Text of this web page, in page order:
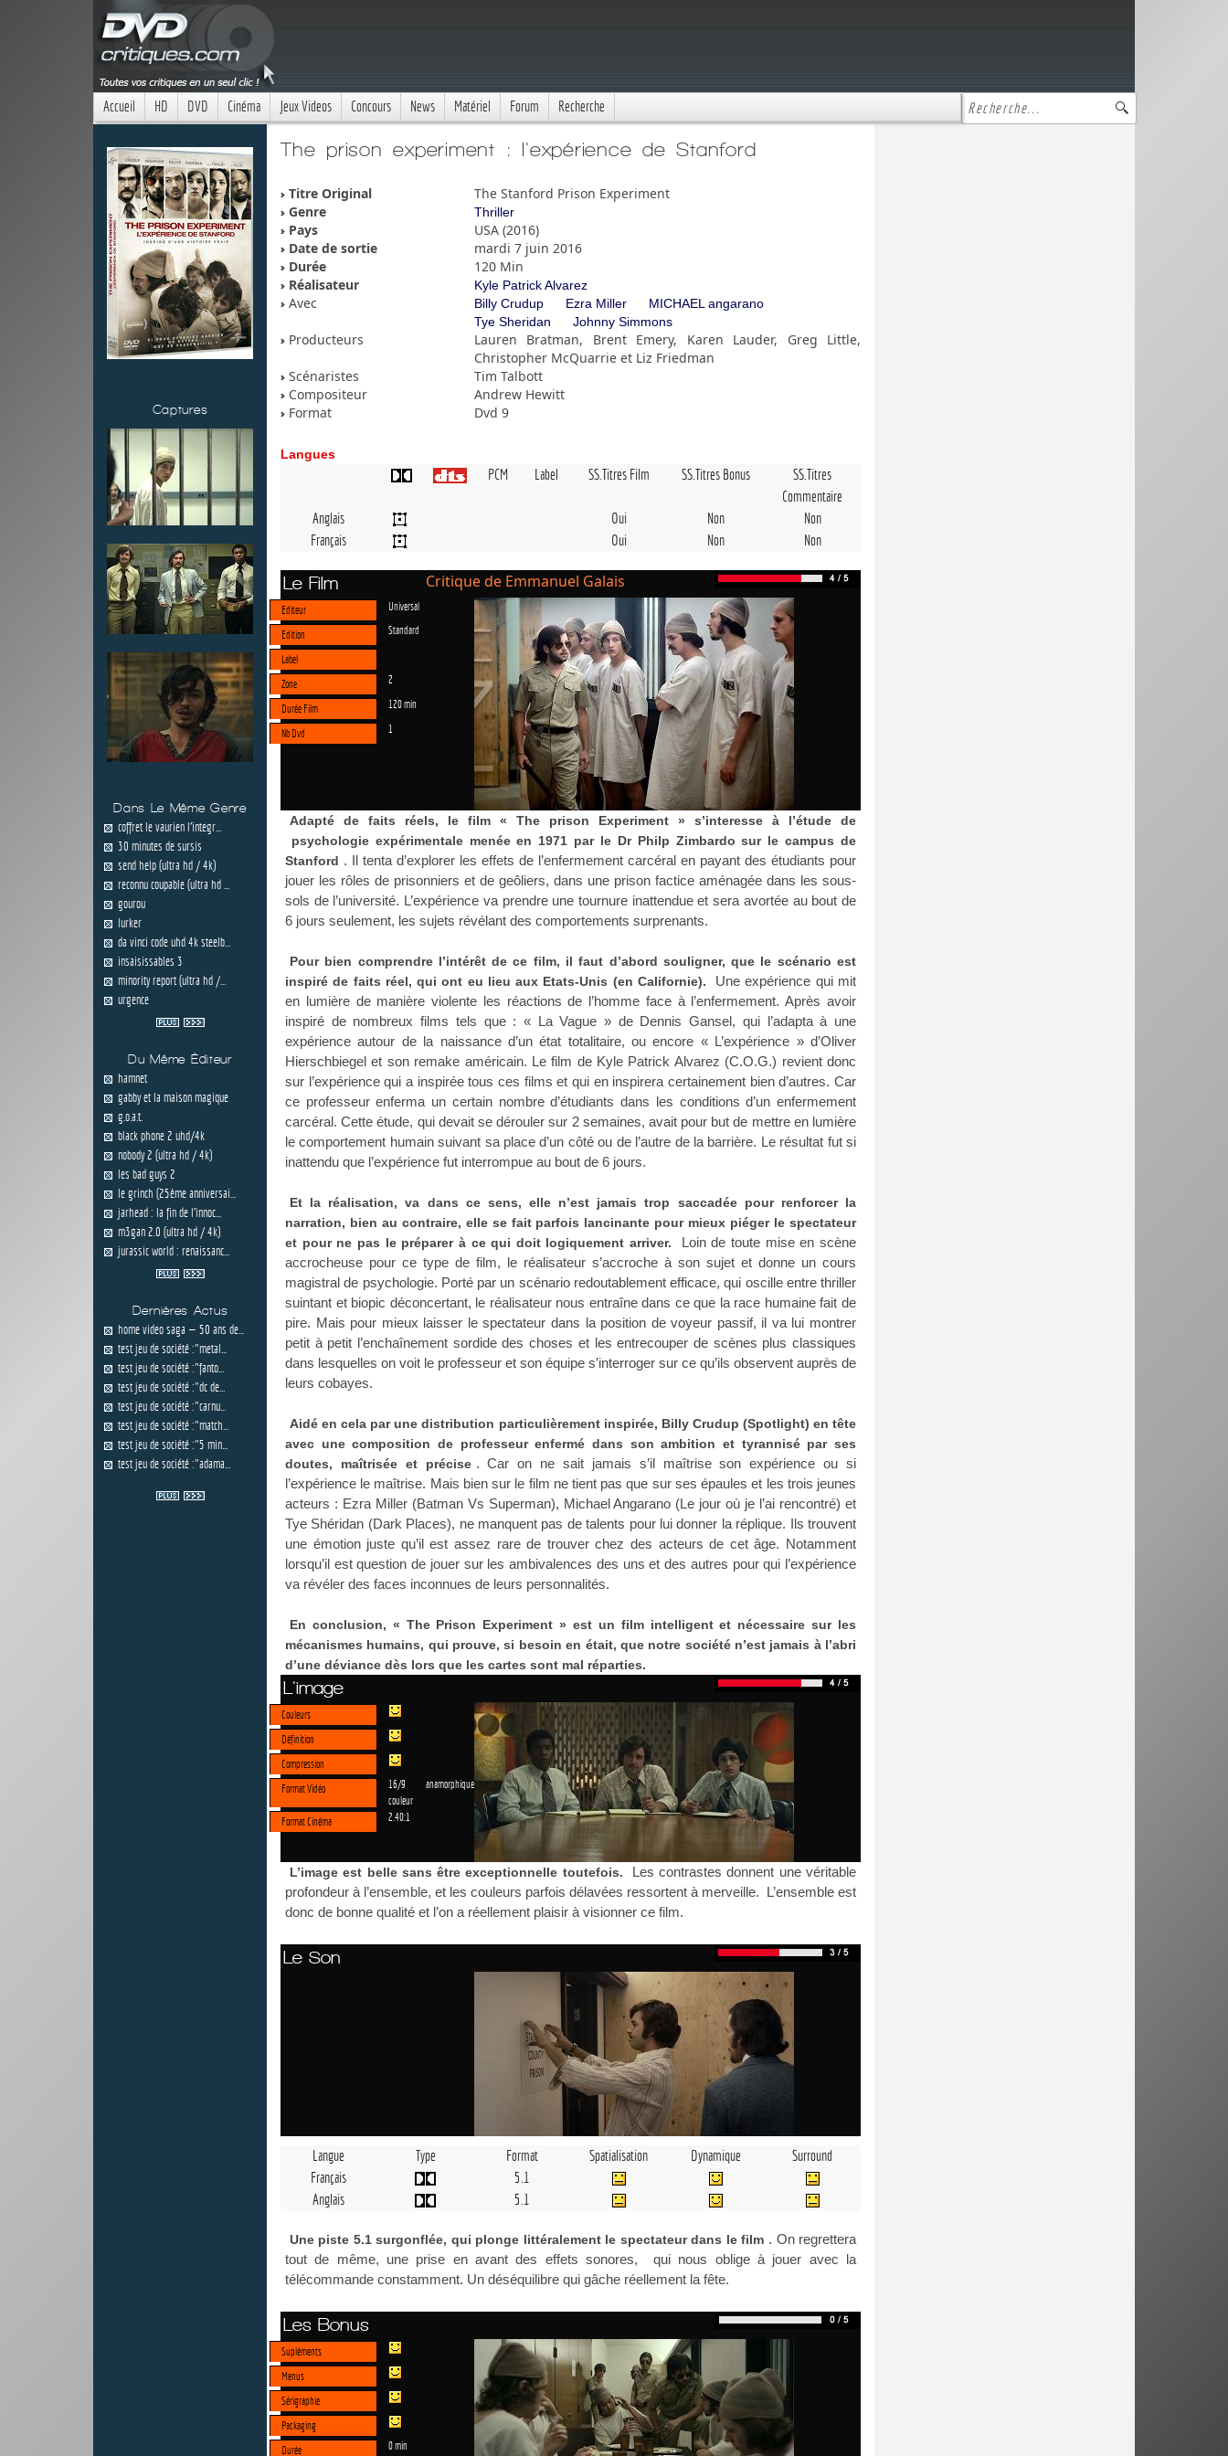
Accueil HD DVD Cinéma Jeux Videos Concours News Matériel Forum Recherche
Captures
Dans Le Même Genre
coffret le vaurien l'integr...
30 minutes de sursis
send help (ultra hd / 4k)
reconnu coupable (ultra hd ...
gourou
lurker
da vinci code uhd 4k steelb...
insaisissables 3
minority report (ultra hd /...
urgence
Du Même Éditeur
hamnet
gabby et la maison magique
g.o.a.t.
black phone 2 uhd/4k
nobody 2 (ultra hd / 4k)
les bad guys 2
le grinch (25ème anniversai...
jarhead : la fin de l'innoc...
m3gan 2.0 (ultra hd / 4k)
jurassic world : renaissanc...
Dernières Actus
home video saga — 50 ans de...
test jeu de société :"metal...
test jeu de société :"fanto...
test jeu de société :"dc de...
test jeu de société :"carnu...
test jeu de société :"match...
test jeu de société :"5 min...
test jeu de société :"adama...
The prison experiment : l'expérience de Stanford
Titre Original
The Stanford Prison Experiment
Genre
Thriller
Pays
USA (2016)
Date de sortie
mardi 7 juin 2016
Durée
120 Min
Réalisateur
Kyle Patrick Alvarez
Avec Billy Crudup Ezra Miller
MICHAEL angarano
Tye Sheridan
Johnny Simmons
Producteurs
Lauren Bratman, Brent Emery, Karen Lauder, Greg Little,
Christopher McQuarrie et Liz Friedman
Scénaristes
Tim Talbott
Compositeur
Andrew Hewitt
Format
Dvd 9
Langues
PCM Label SS.Titres Film SS.Titres Bonus
SS.Titres
Commentaire
Anglais
Oui Non
Non
Français
Oui Non Non
Le Film Critique de Emmanuel Galais
Editeur Universal
Edition Standard
Label
Zone
2
Durée Film 120 min
Nb Dvd 1
Adapté de faits réels, le film « The prison Experiment » s’interesse à l’étude de
psychologie expérimentale menée en 1971 par le Dr Philp Zimbardo sur le campus de
Stanford . Il tenta d’explorer les effets de l’enfermement carcéral en payant des étudiants pour
jouer les rôles de prisonniers et de geôliers, dans une prison factice aménagée dans les sous-
sols de l’université. L’expérience va prendre une tournure inattendue et sera avortée au bout de
6 jours seulement, les sujets révélant des comportements surprenants.
Pour bien comprendre l’intérêt de ce film, il faut d’abord souligner, que le scénario est
inspiré de faits réel, qui ont eu lieu aux Etats-Unis (en Californie).
Une expérience qui mit
en lumière de manière violente les réactions de l’homme face à l’enfermement. Après avoir
inspiré de nombreux films tels que : « La Vague » de Dennis Gansel, qui l’adapta à une
expérience autour de la naissance d’un état totalitaire, ou encore « L’expérience » d’Oliver
Hierschbiegel et son remake américain. Le film de Kyle Patrick Alvarez (C.O.G.) revient donc
sur l’expérience qui a inspirée tous ces films et qui en inspirera certainement bien d’autres. Car
ce professeur enferma un certain nombre d’étudiants dans les conditions d’un enfermement
carcéral. Cette étude, qui devait se dérouler sur 2 semaines, avait pour but de mettre en lumière
le comportement humain suivant sa place d’un côté ou de l’autre de la barrière. Le résultat fut si
inattendu que l’expérience fut interrompue au bout de 6 jours.
Et la réalisation, va dans ce sens, elle n’est jamais trop saccadée pour renforcer la
narration, bien au contraire, elle se fait parfois lancinante pour mieux piéger le spectateur
et pour ne pas le préparer à ce qui doit logiquement arriver.
Loin de toute mise en scène
accrocheuse pour ce type de film, le réalisateur s’accroche à son sujet et donne un cours
magistral de psychologie. Porté par un scénario redoutablement efficace, qui oscille entre thriller
suintant et biopic déconcertant, le réalisateur nous entraîne dans ce que la race humaine fait de
pire. Mais pour mieux laisser le spectateur dans la position de voyeur passif, il va lui montrer
petit à petit l’enchaînement sordide des choses et les entrecouper de scènes plus classiques
dans lesquelles on voit le professeur et son équipe s’interroger sur ce qu’ils observent auprès de
leurs cobayes.
Aidé en cela par une distribution particulièrement inspirée, Billy Crudup (Spotlight) en tête
avec une composition de professeur enfermé dans son ambition et tyrannisé par ses
doutes, maîtrisée et précise . Car on ne sait jamais s’il maîtrise son expérience ou si
l’expérience le maîtrise. Mais bien sur le film ne tient pas que sur ses épaules et les trois jeunes
acteurs : Ezra Miller (Batman Vs Superman), Michael Angarano (Le jour où je l’ai rencontré) et
Tye Shéridan (Dark Places), ne manquent pas de talents pour lui donner la réplique. Ils trouvent
une émotion juste qu’il est assez rare de trouver chez des acteurs de cet âge. Notamment
lorsqu’il est question de jouer sur les ambivalences des uns et des autres pour qui l’expérience
va révéler des faces inconnues de leurs personnalités.
En conclusion, « The Prison Experiment » est un film intelligent et nécessaire sur les
mécanismes humains, qui prouve, si besoin en était, que notre société n’est jamais à l’abri
d’une déviance dès lors que les cartes sont mal réparties.
L'image
Couleurs
Définition
Compression
Format Vidéo
16/9 anamorphique
couleur
Format Cinéma
2.40:1
L’image est belle sans être exceptionnelle toutefois.
Les contrastes donnent une véritable
profondeur à l’ensemble, et les couleurs parfois délavées ressortent à merveille. L’ensemble est
donc de bonne qualité et l’on a réellement plaisir à visionner ce film.
Le Son
Langue Type Format Spatialisation Dynamique
Surround
Français
5.1
Anglais
5.1
Une piste 5.1 surgonflée, qui plonge littéralement le spectateur dans le film . On regrettera
tout de même, une prise en avant des effets sonores, qui nous oblige à jouer avec la
télécommande constamment. Un déséquilibre qui gâche réellement la fête.
Les Bonus
Supléments
Menus
Sérigraphie
Packaging
Durée
0 min